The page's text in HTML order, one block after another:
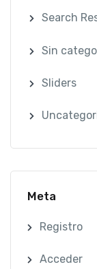
Search
Sin
Sliders
Meta
Registro
Acceder